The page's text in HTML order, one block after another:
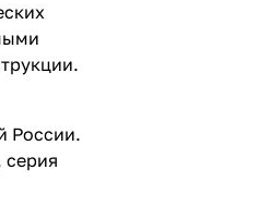
России.
серия